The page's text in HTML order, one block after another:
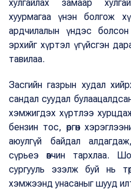
хулгайлах замаар
хуурмагаа үнэн болгож
ардчилалын үндэс
эрхийг хүртэл үгүйсгэн
тавилаа.
Засгийн газрын худал
сандал суудал
хэмжигдэх хүртлээ
бензин тос, өргөн
аюулгүй байдал
сүрьеэ өвчин тархлаа.
сургууль эзэлж буй нь
хэмжээнд унасаныг шууд